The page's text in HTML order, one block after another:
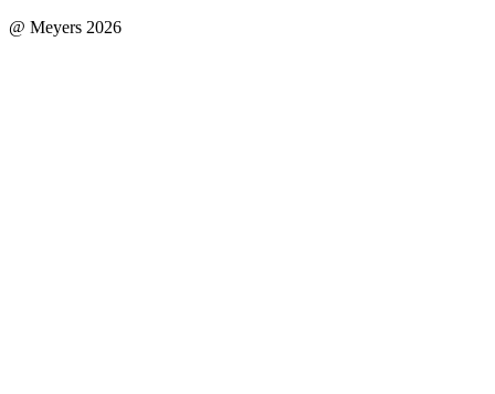
@ Meyers 2026